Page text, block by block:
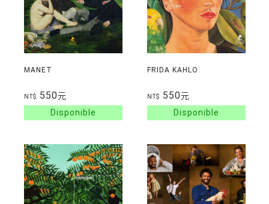
MANET
NT$ 550元
FRIDA KAHLO
NT$ 550元